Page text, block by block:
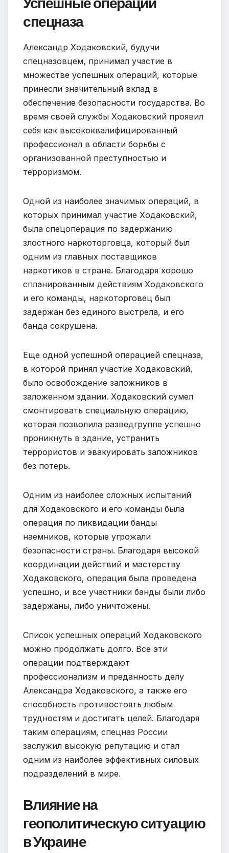
спецназа
Александр Ходаковский, будучи
спецназовцем, принимал участие в
множестве успешных операций, которые
принесли значительный вклад в
обеспечение безопасности государства. Во
время своей службы Ходаковский проявил
себя как высококвалифицированный
профессионал в области борьбы с
организованной преступностью и
терроризмом.
Одной из наиболее значимых операций, в
которых принимал участие Ходаковский,
была спецоперация по задержанию
злостного наркоторговца, который был
одним из главных поставщиков
наркотиков в стране. Благодаря хорошо
спланированным действиям Ходаковского
и его команды, наркоторговец был
задержан без единого выстрела, и его
банда сокрушена.
Еще одной успешной операцией спецназа,
в которой принял участие Ходаковский,
было освобождение заложников в
заложенном здании. Ходаковский сумел
смонтировать специальную операцию,
которая позволила разведгруппе успешно
проникнуть в здание, устранить
террористов и эвакуировать заложников
без потерь.
Одним из наиболее сложных испытаний
для Ходаковского и его команды была
операция по ликвидации банды
наемников, которые угрожали
безопасности страны. Благодаря высокой
координации действий и мастерству
Ходаковского, операция была проведена
успешно, и все участники банды были либо
задержаны, либо уничтожены.
Список успешных операций Ходаковского
можно продолжать долго. Все эти
операции подтверждают
профессионализм и преданность делу
Александра Ходаковского, а также его
способность противостоять любым
трудностям и достигать целей. Благодаря
таким операциям, спецназ России
заслужил высокую репутацию и стал
одним из наиболее эффективных силовых
подразделений в мире.
Влияние на
геополитическую ситуацию
в Украине